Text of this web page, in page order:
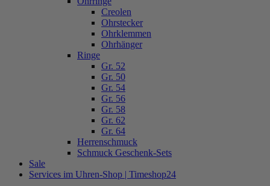
Creolen
Ohrstecker
Ohrklemmen
Ohrhänger
Ringe
Gr. 52
Gr. 50
Gr. 54
Gr. 56
Gr. 58
Gr. 62
Gr. 64
Herrenschmuck
Schmuck Geschenk-Sets
Sale
Services im Uhren-Shop | Timeshop24